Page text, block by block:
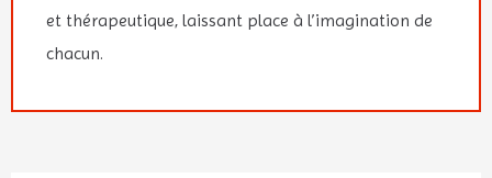
et thérapeutique, laissant place à l’imagination de
chacun.